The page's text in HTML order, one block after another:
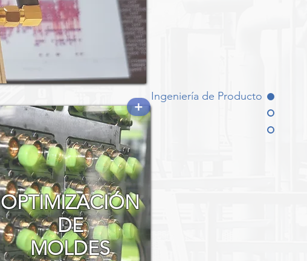
Ingeniería de Producto
OPTIMIZACIÓN
DE
MOLDES
+